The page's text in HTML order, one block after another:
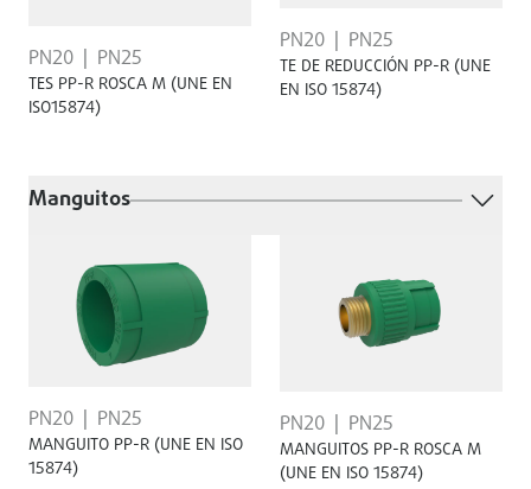
PN20 PN25
TES PP-R ROSCA M (UNE EN
ISO15874)
PN20 PN25
TE DE REDUCCIÓN PP-R (UNE
EN ISO 15874)
Manguitos
PN20 PN25
MANGUITO PP-R (UNE EN ISO
15874)
PN20 PN25
MANGUITOS PP-R ROSCA M
(UNE EN ISO 15874)